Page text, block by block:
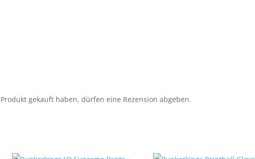
gekauft haben, dürfen eine Rezension abgeben.